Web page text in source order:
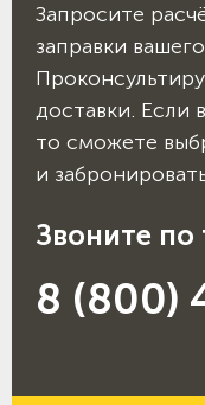
Запросите
заправки
доставки. Если
то сможете
и
Звоните по
8 (800)